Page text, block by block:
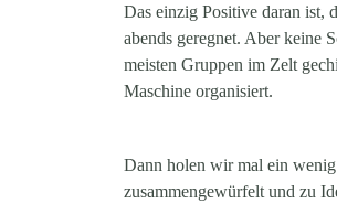
Das einzig Positive daran ist,
abends geregnet. Aber keine
meisten Gruppen im Zelt
Maschine organisiert.
Dann holen wir mal ein wenig
zusammengewürfelt und zu